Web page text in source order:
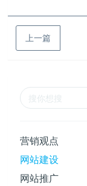
上一篇
营销观点
网站建设
网站推广